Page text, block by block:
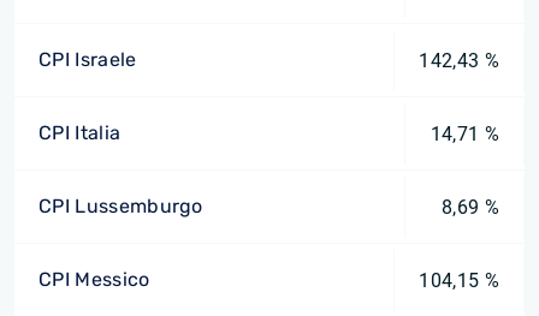
CPI Israele 142,43 %
CPI Italia 14,71 %
CPI Lussemburgo 8,69 %
CPI Messico 104,15 %